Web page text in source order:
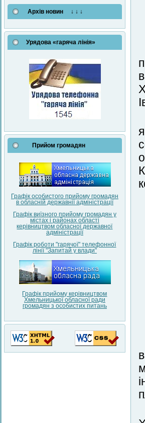
Архів новин ↓ ↓ ↓
Урядова «гаряча лінія»
Прийом громадян
Графік особистого прийому громадян
в обласній державнії адміністрації
Графік виїзного прийому громадян у
містах і районах області
керівництвом обласної державної
адміністрації
Графік роботи "гарячої" телефонної
лінії "Запитай у влади"
Графік прийому керівництвом
Хмельницької обласної ради
громадян з особистих питань